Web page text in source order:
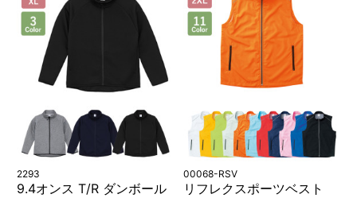
2293
9.4オンス T/R ダンボール
00068-RSV
リフレクスポーツベスト